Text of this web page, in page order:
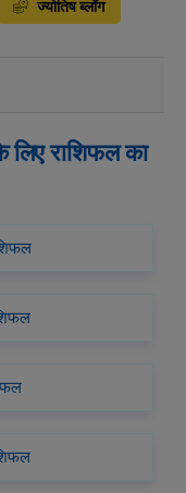
ज्योतिष ब्लॉग
लिए राशिफल का